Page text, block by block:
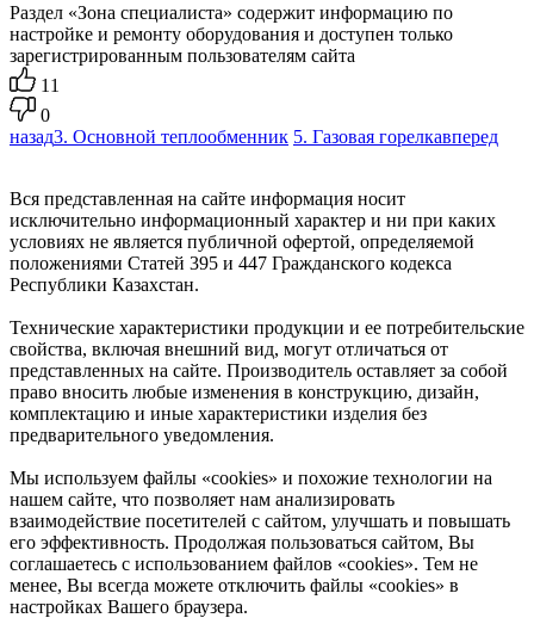
Раздел «Зона специалиста» содержит информацию по
настройке и ремонту оборудования и доступен только
зарегистрированным пользователям сайта
11
0
назад3. Основной теплообменник 5. Газовая горелкавперед
Вся представленная на сайте информация носит
исключительно информационный характер и ни при каких
условиях не является публичной офертой, определяемой
положениями Статей 395 и 447 Гражданского кодекса
Республики Казахстан.
Технические характеристики продукции и ее потребительские
свойства, включая внешний вид, могут отличаться от
представленных на сайте. Производитель оставляет за собой
право вносить любые изменения в конструкцию, дизайн,
комплектацию и иные характеристики изделия без
предварительного уведомления.
Мы используем файлы «cookies» и похожие технологии на
нашем сайте, что позволяет нам анализировать
взаимодействие посетителей с сайтом, улучшать и повышать
его эффективность. Продолжая пользоваться сайтом, Вы
соглашаетесь с использованием файлов «cookies». Тем не
менее, Вы всегда можете отключить файлы «cookies» в
настройках Вашего браузера.